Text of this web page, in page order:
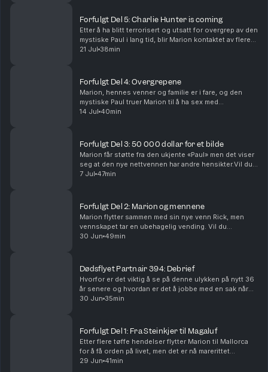
Forfulgt Del 5: Charlie Hunter is coming
Etter å ha blitt terrorisert og utsatt for overgrep av den
mystiske Paul i lang tid, blir Marion kontaktet av flere
nye menn, en av disse kaller seg Charlie Hunter.Vil du
21 Jul 38min
Forfulgt Del 4: Overgrepene
Marion, hennes venner og familie er i fare, og den
mystiske Paul truer Marion til å ha sex med
romkameraten Rick.Vil du annonsere i Avhørt? Ta
14 Jul 40min
Forfulgt Del 3: 50 000 dollar for et bilde
Marion får støtte fra den ukjente «Paul» men det viser
seg at den nye nettvennen har andre hensikter.Vil du
annonsere i Avhørt? Ta kontakt med vår salgspartner
7 Jul 47min
Forfulgt Del 2: Marion og mennene
Marion flytter sammen med sin nye venn Rick, men
vennskapet tar en ubehagelig vending. Vil du
annonsere i Avhørt? Ta kontakt med vår salgspartner
30 Jun 49min
Dødsflyet Partnair 394: Debrief
Hvorfor er det viktig å se på denne ulykken på nytt 36
år senere og hvordan er det å jobbe med en sak når
det er så mange som ikke ønsker å snakke?
30 Jun 35min
Forfulgt Del 1: Fra Steinkjer til Magaluf
Etter flere tøffe hendelser flytter Marion til Mallorca
for å få orden på livet, men det er nå marerittet
begynner.Vil du annonsere i Avhørt? Ta kontakt med
29 Jun 41min